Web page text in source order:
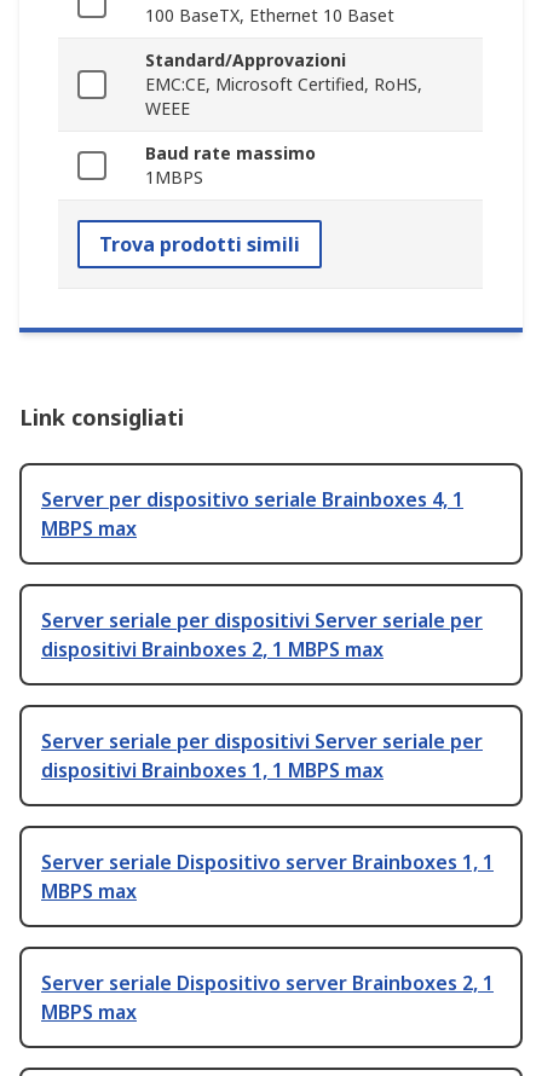
100 BaseTX, Ethernet 10 Baset
Standard/Approvazioni
EMC:CE, Microsoft Certified, RoHS,
WEEE
Baud rate massimo
1MBPS
Trova prodotti simili
Link consigliati
Server per dispositivo seriale Brainboxes 4, 1
MBPS max
Server seriale per dispositivi Server seriale per
dispositivi Brainboxes 2, 1 MBPS max
Server seriale per dispositivi Server seriale per
dispositivi Brainboxes 1, 1 MBPS max
Server seriale Dispositivo server Brainboxes 1, 1
MBPS max
Server seriale Dispositivo server Brainboxes 2, 1
MBPS max